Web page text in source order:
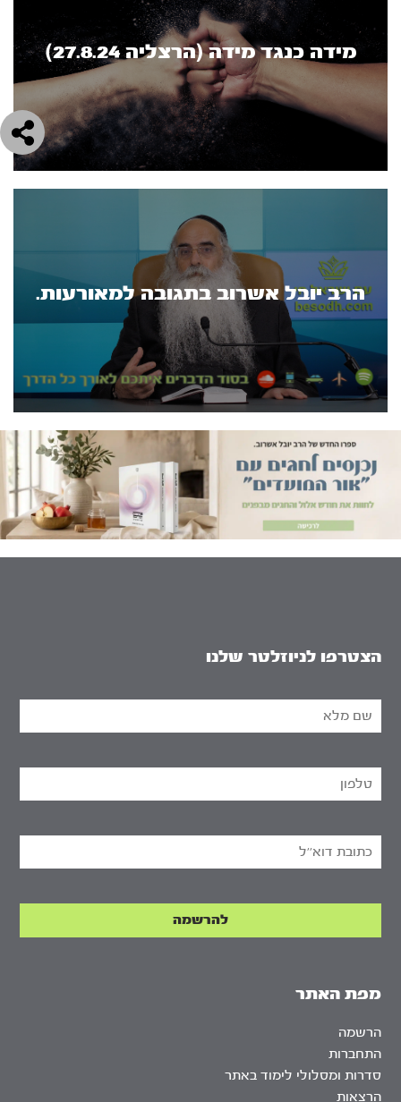
מידה כנגד מידה (הרצליה 27.8.24)
הרב יובל אשרוב בתגובה למאורעות.
מפת האתר
הרשמה
התחברות
סדרות ומסלולי לימוד באתר
הרצאות
הצטרפו לניוזלטר שלנו